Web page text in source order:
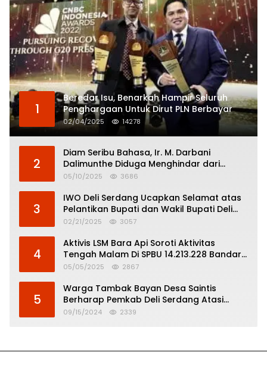
1
Beredar Isu, Benarkah Hampir Seluruh
Penghargaan Untuk Dirut PLN Berbayar
02/04/2025 14278
2
Diam Seribu Bahasa, Ir. M. Darbani
Dalimunthe Diduga Menghindar dari
Pertanggungjawaban Politik
05/10/2025 3686
3
IWO Deli Serdang Ucapkan Selamat atas
Pelantikan Bupati dan Wakil Bupati Deli
Serdang
02/21/2025 3057
4
Aktivis LSM Bara Api Soroti Aktivitas
Tengah Malam Di SPBU 14.213.228 Bandar
Tinggi
05/05/2025 2867
5
Warga Tambak Bayan Desa Saintis
Berharap Pemkab Deli Serdang Atasi
Banjir
09/15/2024 2339